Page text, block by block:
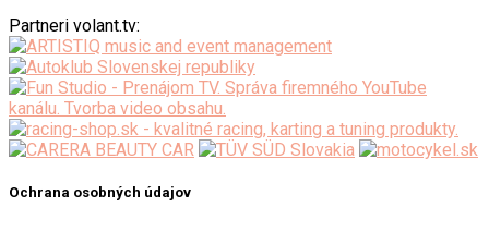
Partneri volant.tv:
Ochrana osobných údajov